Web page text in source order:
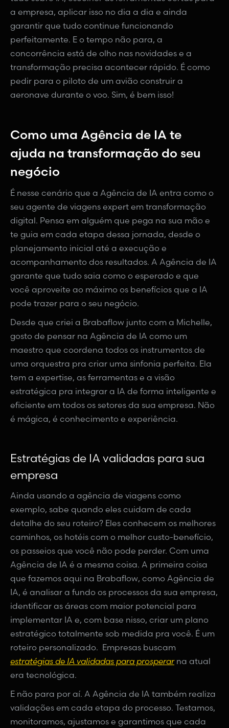
a empresa, aplicar isso no dia a dia e ainda
garantir que tudo continue funcionando
perfeitamente. E o tempo não para, a
concorrência está de olho nas novidades e a
transformação precisa acontecer rápido. É como
pedir para o piloto de um avião construir a
aeronave durante o voo. Sim, é bem isso!
Como uma Agência de IA te
ajuda na transformação do seu
negócio
É nesse cenário que a Agência de IA entra como o
seu agente de viagens expert em transformação
digital. Pensa em alguém que pega na sua mão e
te guia em cada etapa dessa jornada, desde o
planejamento inicial até a execução e
acompanhamento dos resultados. A Agência de IA
garante que tudo saia como o esperado e que
você aproveite ao máximo os benefícios que a IA
pode trazer para o seu negócio.
Desde que criei a Brabaflow junto com a Michelle,
gosto de pensar na Agência de IA como um
maestro que coordena todos os instrumentos de
uma orquestra pra criar uma sinfonia perfeita. Ela
tem a expertise, as ferramentas e a visão
estratégica pra integrar a IA de forma inteligente e
eficiente em todos os setores da sua empresa. Não
é mágica, é conhecimento e experiência.
Estratégias de IA validadas para sua
empresa
Ainda usando a agência de viagens como
exemplo, sabe quando eles cuidam de cada
detalhe do seu roteiro? Eles conhecem os melhores
caminhos, os hotéis com o melhor custo-benefício,
os passeios que você não pode perder. Com uma
Agência de IA é a mesma coisa. A primeira coisa
que fazemos aqui na Brabaflow, como Agência de
IA, é analisar a fundo os processos da sua empresa,
identificar as áreas com maior potencial para
implementar IA e, com base nisso, criar um plano
estratégico totalmente sob medida pra você. É um
roteiro personalizado. Empresas buscam
estratégias de IA validadas para prosperarna atual
era tecnológica.
E não para por aí. A Agência de IA também realiza
validações em cada etapa do processo. Testamos,
monitoramos, ajustamos e garantimos que cada